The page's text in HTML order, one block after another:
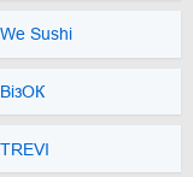
We Sushi
ВізОК
TREVI